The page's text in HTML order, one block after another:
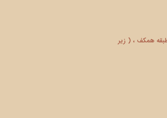
، طبقه همکف ، ( زیر